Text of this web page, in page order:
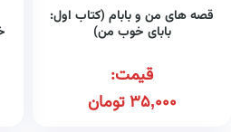
قصه های من و بابام (کتاب اول:
بابای خوب من)
قیمت:
35,000تومان